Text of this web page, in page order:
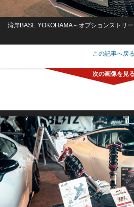
湾岸BASE YOKOHAMA～オプションストリ
この記事へ戻る